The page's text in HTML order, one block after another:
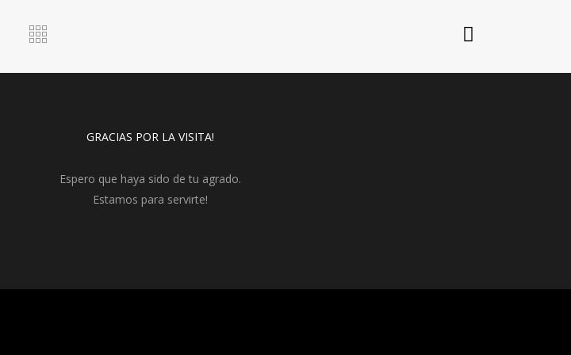
GRACIAS POR LA VISITA!
Espero que haya sido de tu agrado.
Estamos para servirte!